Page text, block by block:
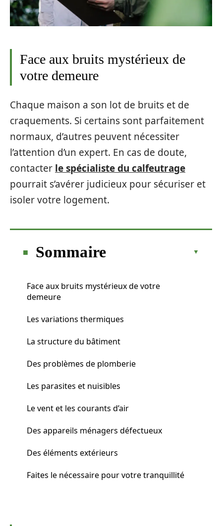
Face aux bruits mystérieux de
votre demeure
Chaque maison a son lot de bruits et de
craquements. Si certains sont parfaitement
normaux, d’autres peuvent nécessiter
l’attention d’un expert. En cas de doute,
contacter le spécialiste du calfeutrage
pourrait s’avérer judicieux pour sécuriser et
isoler votre logement.
Sommaire
Face aux bruits mystérieux de votre
demeure
Les variations thermiques
La structure du bâtiment
Des problèmes de plomberie
Les parasites et nuisibles
Le vent et les courants d’air
Des appareils ménagers défectueux
Des éléments extérieurs
Faites le nécessaire pour votre tranquillité